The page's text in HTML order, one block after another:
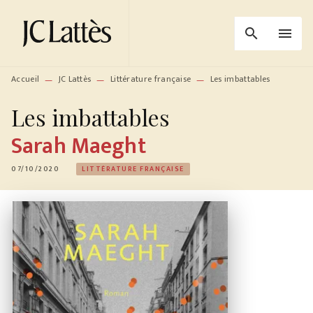
MENU RECHERCHE
PIED DE PAGE
search menu
Accueil — JC Lattès — Littérature française — Les imbattables
Les imbattables
Sarah Maeght
07/10/2020 LITTÉRATURE FRANÇAISE